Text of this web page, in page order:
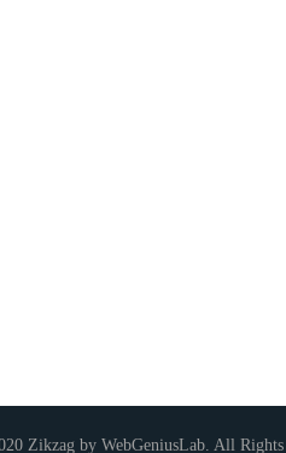
Zikzag by WebGeniusLab. All Rights